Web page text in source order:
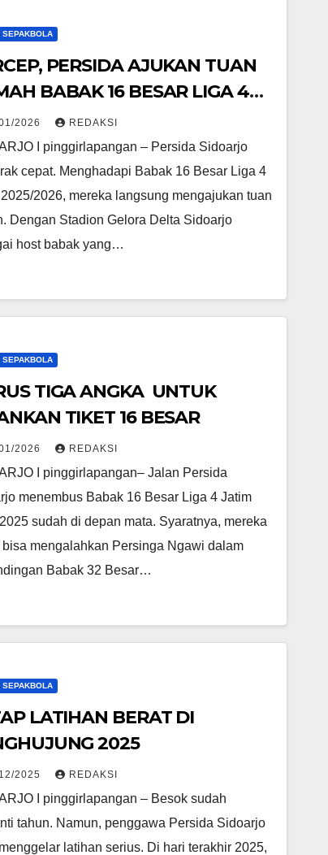
SEPAKBOLA
PERSIDA AJUKAN TUAN
BABAK 16 BESAR LIGA 4
2026 REDAKSI
I pinggirlapangan – Persida Sidoarjo
cepat. Menghadapi Babak 16 Besar Liga 4
2026, mereka langsung mengajukan tuan
Dengan Stadion Gelora Delta Sidoarjo
host babak yang…
SEPAKBOLA
TIGA ANGKA UNTUK
TIKET 16 BESAR
2026 REDAKSI
I pinggirlapangan– Jalan Persida
menembus Babak 16 Besar Liga 4 Jatim
sudah di depan mata. Syaratnya, mereka
bisa mengalahkan Persinga Ngawi dalam
Babak 32 Besar…
SEPAKBOLA
LATIHAN BERAT DI
2025
2025 REDAKSI
I pinggirlapangan – Besok sudah
tahun. Namun, penggawa Persida Sidoarjo
latihan serius. Di hari terakhir 2025,